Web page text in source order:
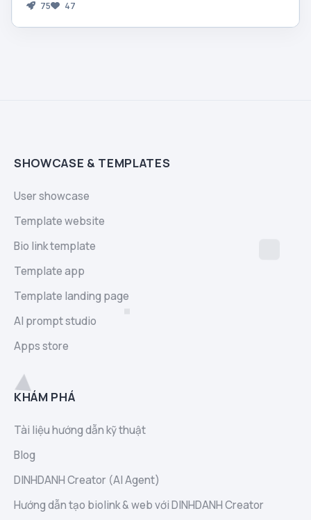
75 47
SHOWCASE & TEMPLATES
User showcase
Template website
Bio link template
Template app
Template landing page
AI prompt studio
Apps store
KHÁM PHÁ
Tài liệu hướng dẫn kỹ thuật
Blog
DINHDANH Creator (AI Agent)
Hướng dẫn tạo biolink & web với DINHDANH Creator